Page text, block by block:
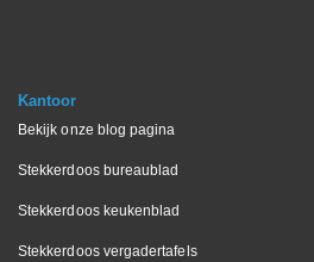
Kantoor
Bekijk onze blog pagina
Stekkerdoos bureaublad
Stekkerdoos keukenblad
Stekkerdoos vergadertafels